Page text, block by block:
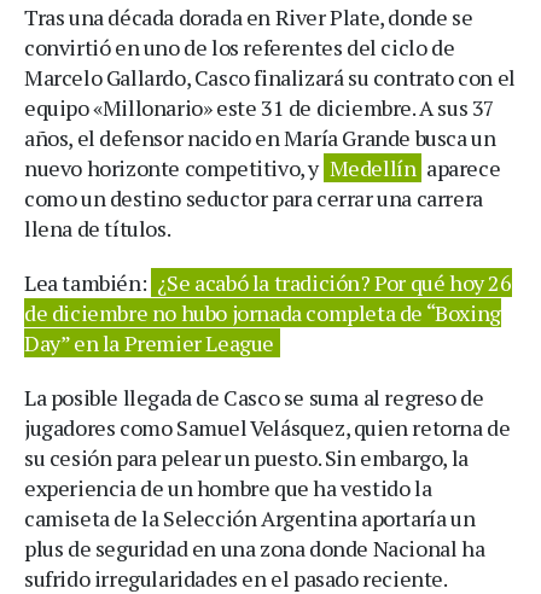
Tras una década dorada en River Plate, donde se
convirtió en uno de los referentes del ciclo de
Marcelo Gallardo, Casco finalizará su contrato con el
equipo «Millonario» este 31 de diciembre. A sus 37
años, el defensor nacido en María Grande busca un
nuevo horizonte competitivo, y Medellín aparece
como un destino seductor para cerrar una carrera
llena de títulos.
Lea también: ¿Se acabó la tradición? Por qué hoy 26
de diciembre no hubo jornada completa de “Boxing
Day” en la Premier League
La posible llegada de Casco se suma al regreso de
jugadores como Samuel Velásquez, quien retorna de
su cesión para pelear un puesto. Sin embargo, la
experiencia de un hombre que ha vestido la
camiseta de la Selección Argentina aportaría un
plus de seguridad en una zona donde Nacional ha
sufrido irregularidades en el pasado reciente.